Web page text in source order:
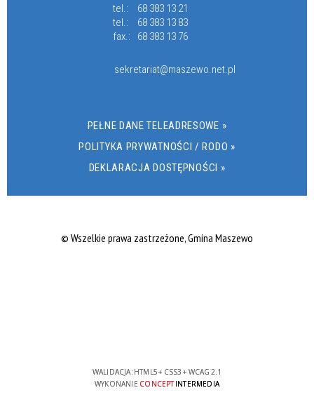
tel.:
68 383 13 21
tel.:
68 383 13 83
fax.:
68 383 13 76
sekretariat@maszewo.net.pl
PEŁNE DANE TELEADRESOWE »
POLITYKA PRYWATNOŚCI / RODO »
DEKLARACJA DOSTĘPNOŚCI »
© Wszelkie prawa zastrzeżone, Gmina Maszewo
WALIDACJA: HTML5+ CSS3 + WCAG 2.1
WYKONANIE CONCEPTINTERMEDIA